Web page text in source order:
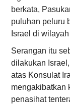
berkata,
puluhan peluru
Israel di
Serangan itu
dilakukan
atas Konsulat
mengakibatkan
penasihat